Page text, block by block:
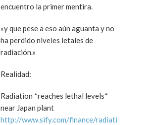
encuentro la primer mentira.
«y que pese a eso aún aguanta y no
ha perdido niveles letales de
radiación.»
Realidad:
Radiation *reaches lethal levels*
near Japan plant
http://www.sify.com/finance/radiati